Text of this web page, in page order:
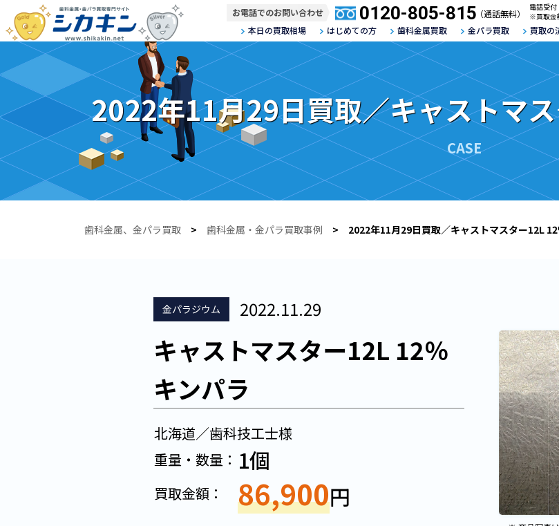
お電話でのお問い合わせ 0120-805-815（通話無料）
電話受
※買取金
本日の買取相場 はじめての方 歯科金属買取 金パラ買取 買取の
2022年11月29日買取／キャストマ
CASE
歯科金属、金パラ買取 > 歯科金属・金パラ買取事例 > 2022年11月29日買取／キャストマスター12L 12
金パラジウム 2022.11.29
キャストマスター12L 12％
キンパラ
北海道／歯科技工士様
重量・数量： 1個
買取金額： 86,900円